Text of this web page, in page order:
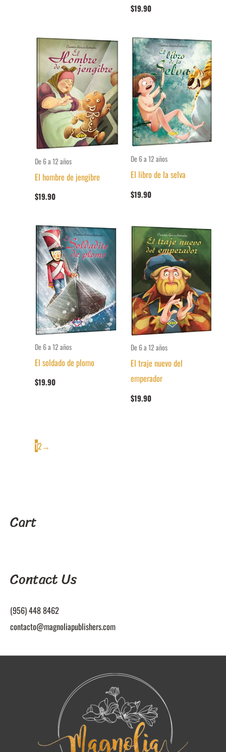
$19.90
De 6 a 12 años
El hombre de jengibre
$19.90
De 6 a 12 años
El libro de la selva
$19.90
De 6 a 12 años
El soldado de plomo
$19.90
De 6 a 12 años
El traje nuevo del
emperador
$19.90
12→
Cart
Contact Us
(956) 448 8462
contacto@magnoliapublishers.com